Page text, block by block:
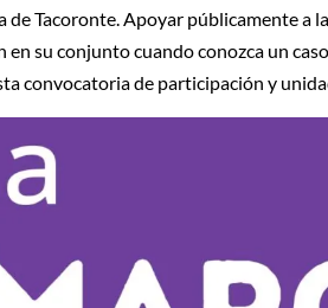
de Tacoronte. Apoyar públicamente a
en su conjunto cuando conozca un
convocatoria de participación y